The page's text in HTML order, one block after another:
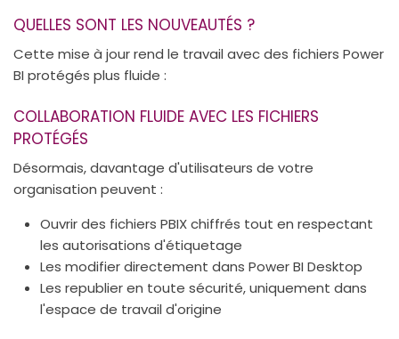
QUELLES SONT LES NOUVEAUTÉS ?
Cette mise à jour rend le travail avec des fichiers Power
BI protégés plus fluide :
COLLABORATION FLUIDE AVEC LES FICHIERS
PROTÉGÉS
Désormais, davantage d'utilisateurs de votre
organisation peuvent :
Ouvrir des fichiers PBIX chiffrés tout en respectant
les autorisations d'étiquetage
Les modifier directement dans Power BI Desktop
Les republier en toute sécurité, uniquement dans
l'espace de travail d'origine